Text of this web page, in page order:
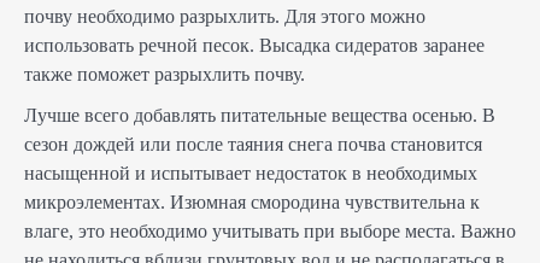
почву необходимо разрыхлить. Для этого можно
использовать речной песок. Высадка сидератов заранее
также поможет разрыхлить почву.
Лучше всего добавлять питательные вещества осенью. В
сезон дождей или после таяния снега почва становится
насыщенной и испытывает недостаток в необходимых
микроэлементах. Изюмная смородина чувствительна к
влаге, это необходимо учитывать при выборе места. Важно